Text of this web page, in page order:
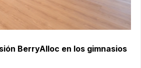
BerryAlloc en los gimnasios